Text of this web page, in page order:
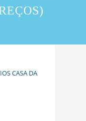
CASA DA